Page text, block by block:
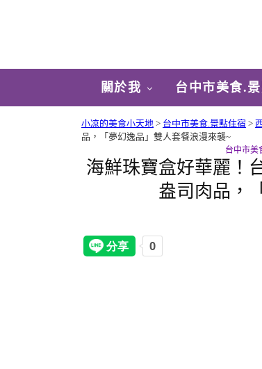
關於我 台中市美食.
小凉的美食小天地 > 台中市美食.景點住宿 >
品，「夢幻逸品」雙人套餐浪漫來襲~
台中市美
海鮮珠寶盒好華麗！
盎司肉品，